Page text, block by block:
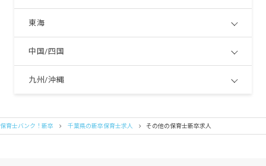
東海
中国/四国
九州/沖縄
保育士バンク！新卒 千葉県の新卒保育士求人 その他の保育士新卒求人